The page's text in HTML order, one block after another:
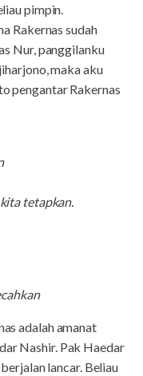
pimpin.
Rakernas sudah
Nur, panggilanku
maka aku
pengantar Rakernas
tetapkan.
adalah amanat
Nashir. Pak Haedar
lancar. Beliau